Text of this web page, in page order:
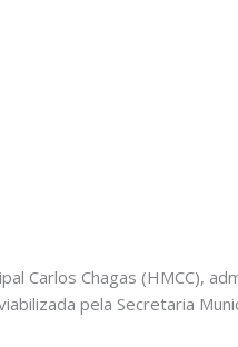
Carlos Chagas (HMCC),
pela Secretaria